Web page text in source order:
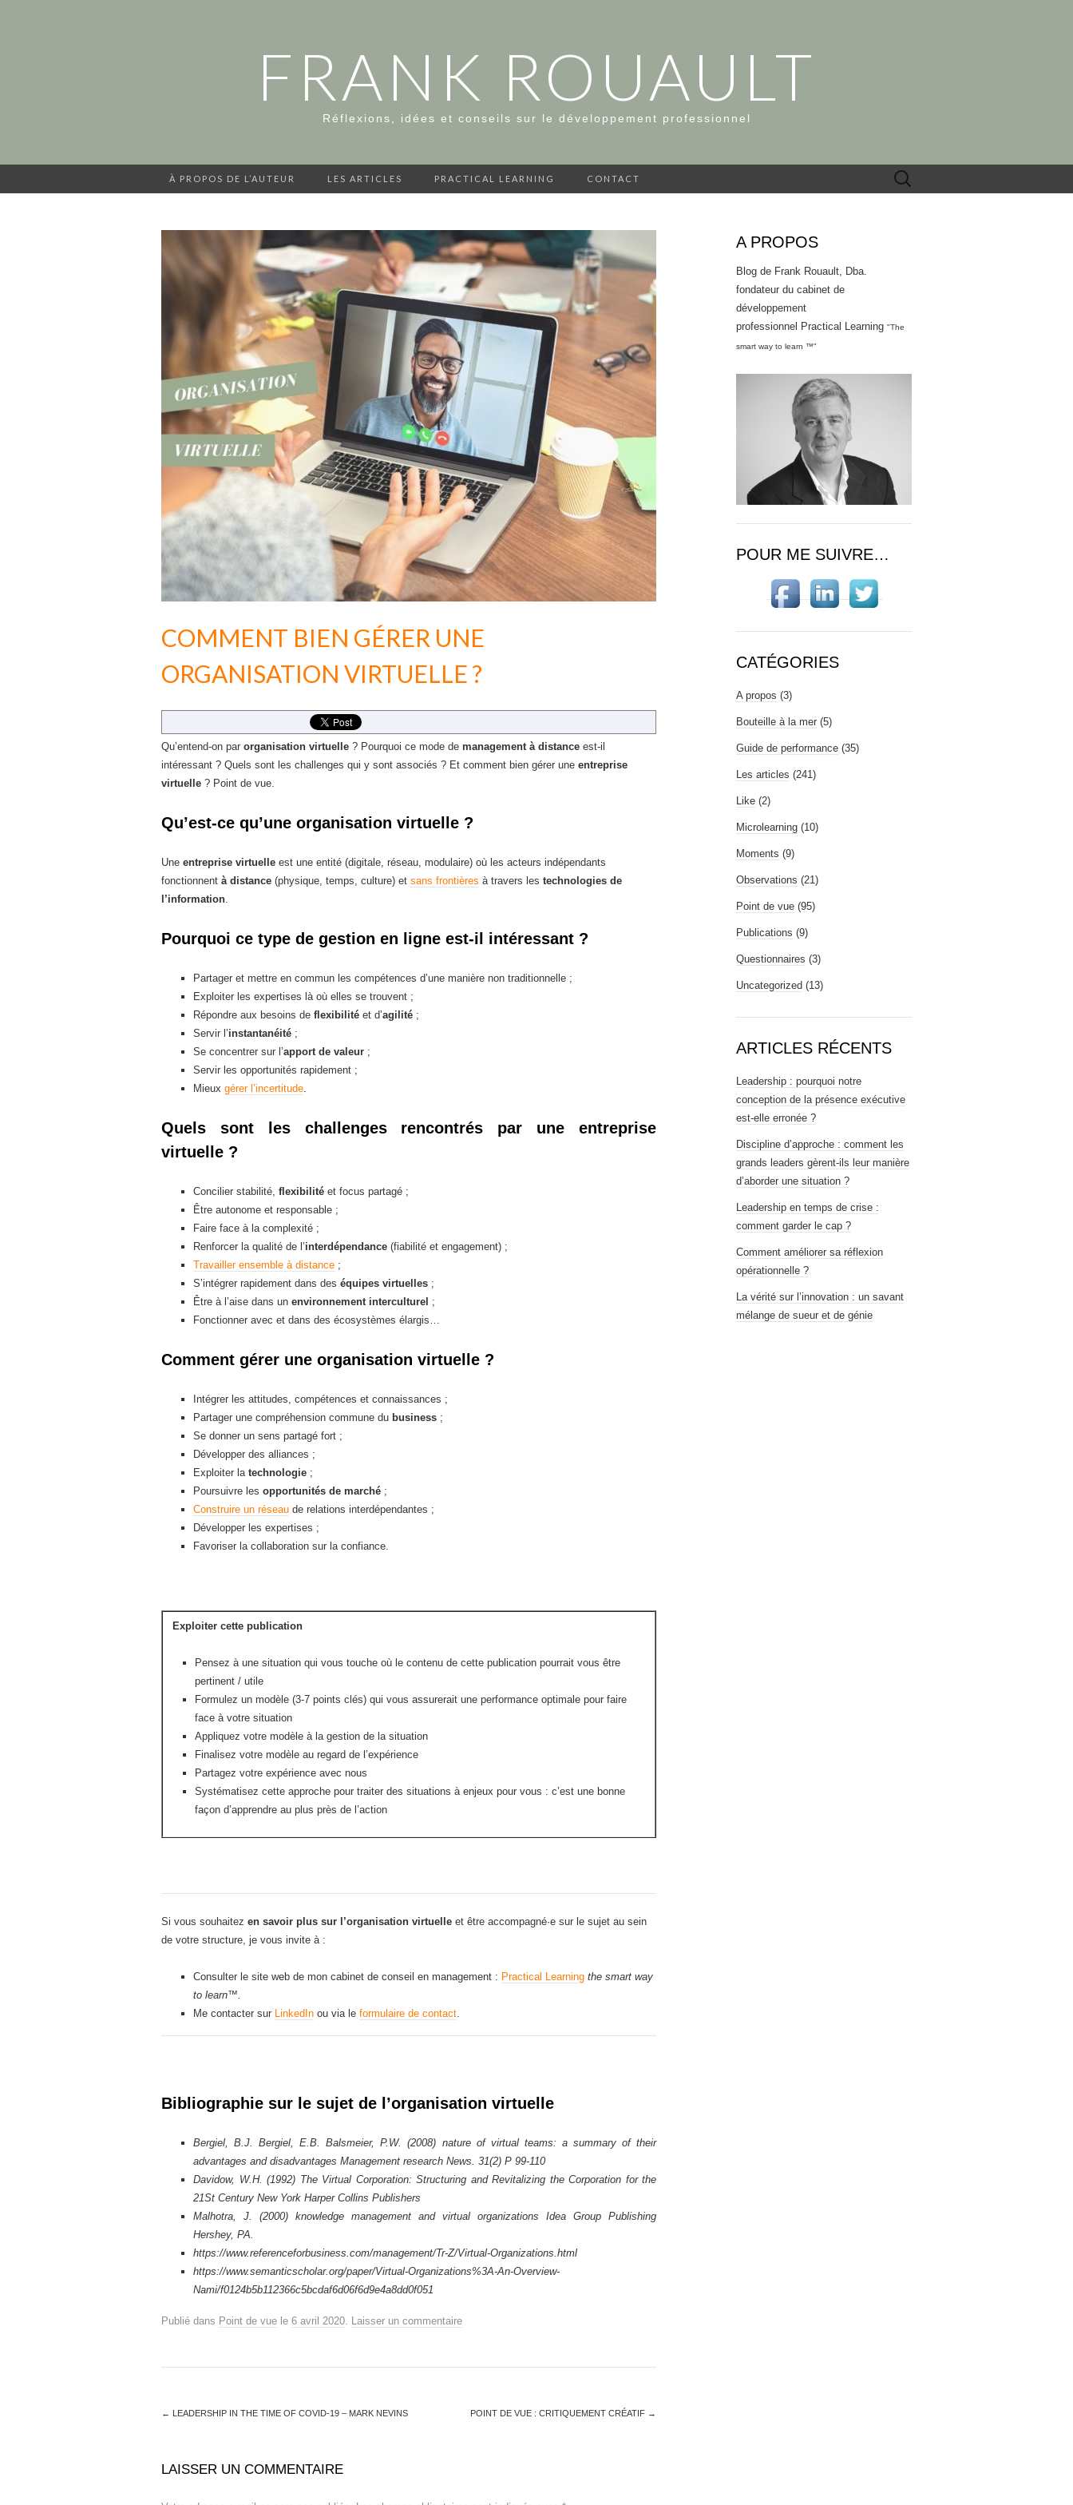
FRANK ROUAULT
Réflexions, idées et conseils sur le développement professionnel
À PROPOS DE L’AUTEUR LES ARTICLES PRACTICAL LEARNING CONTACT Rechercher :
COMMENT BIEN GÉRER UNE
ORGANISATION VIRTUELLE ?
Qu’entend-on par organisation virtuelle ? Pourquoi ce mode de management à distance est-il
intéressant ? Quels sont les challenges qui y sont associés ? Et comment bien gérer une entreprise
virtuelle ? Point de vue.
Qu’est-ce qu’une organisation virtuelle ?
Une entreprise virtuelle est une entité (digitale, réseau, modulaire) où les acteurs indépendants
fonctionnent à distance (physique, temps, culture) et sans frontières à travers les technologies de
l’information.
Pourquoi ce type de gestion en ligne est-il intéressant ?
Partager et mettre en commun les compétences d’une manière non traditionnelle ;
Exploiter les expertises là où elles se trouvent ;
Répondre aux besoins de flexibilité et d’agilité ;
Servir l’instantanéité ;
Se concentrer sur l’apport de valeur ;
Servir les opportunités rapidement ;
Mieux gérer l’incertitude.
Quels sont les challenges rencontrés par une entreprise
virtuelle ?
Concilier stabilité, flexibilité et focus partagé ;
Être autonome et responsable ;
Faire face à la complexité ;
Renforcer la qualité de l’interdépendance (fiabilité et engagement) ;
Travailler ensemble à distance ;
S’intégrer rapidement dans des équipes virtuelles ;
Être à l’aise dans un environnement interculturel ;
Fonctionner avec et dans des écosystèmes élargis…
Comment gérer une organisation virtuelle ?
Intégrer les attitudes, compétences et connaissances ;
Partager une compréhension commune du business ;
Se donner un sens partagé fort ;
Développer des alliances ;
Exploiter la technologie ;
Poursuivre les opportunités de marché ;
Construire un réseau de relations interdépendantes ;
Développer les expertises ;
Favoriser la collaboration sur la confiance.
Exploiter cette publication
Pensez à une situation qui vous touche où le contenu de cette publication pourrait vous être
pertinent / utile
Formulez un modèle (3-7 points clés) qui vous assurerait une performance optimale pour faire
face à votre situation
Appliquez votre modèle à la gestion de la situation
Finalisez votre modèle au regard de l’expérience
Partagez votre expérience avec nous
Systématisez cette approche pour traiter des situations à enjeux pour vous : c’est une bonne
façon d’apprendre au plus près de l’action
Si vous souhaitez en savoir plus sur l’organisation virtuelle et être accompagné·e sur le sujet au sein
de votre structure, je vous invite à :
Consulter le site web de mon cabinet de conseil en management : Practical Learning the smart way
to learn™.
Me contacter sur LinkedIn ou via le formulaire de contact.
Bibliographie sur le sujet de l’organisation virtuelle
Bergiel, B.J. Bergiel, E.B. Balsmeier, P.W. (2008) nature of virtual teams: a summary of their
advantages and disadvantages Management research News. 31(2) P 99-110
Davidow, W.H. (1992) The Virtual Corporation: Structuring and Revitalizing the Corporation for the
21St Century New York Harper Collins Publishers
Malhotra, J. (2000) knowledge management and virtual organizations Idea Group Publishing
Hershey, PA.
https://www.referenceforbusiness.com/management/Tr-Z/Virtual-Organizations.html
https://www.semanticscholar.org/paper/Virtual-Organizations%3A-An-Overview-
Nami/f0124b5b112366c5bcdaf6d06f6d9e4a8dd0f051
Publié dans Point de vue le 6 avril 2020. Laisser un commentaire
← LEADERSHIP IN THE TIME OF COVID-19 – MARK NEVINS POINT DE VUE : CRITIQUEMENT CRÉATIF →
LAISSER UN COMMENTAIRE
A PROPOS
Blog de Frank Rouault, Dba.
fondateur du cabinet de
développement
professionnel Practical Learning "The
smart way to learn ™"
POUR ME SUIVRE…
CATÉGORIES
A propos (3)
Bouteille à la mer (5)
Guide de performance (35)
Les articles (241)
Like (2)
Microlearning (10)
Moments (9)
Observations (21)
Point de vue (95)
Publications (9)
Questionnaires (3)
Uncategorized (13)
ARTICLES RÉCENTS
Leadership : pourquoi notre
conception de la présence exécutive
est-elle erronée ?
Discipline d’approche : comment les
grands leaders gèrent-ils leur manière
d’aborder une situation ?
Leadership en temps de crise :
comment garder le cap ?
Comment améliorer sa réflexion
opérationnelle ?
La vérité sur l’innovation : un savant
mélange de sueur et de génie